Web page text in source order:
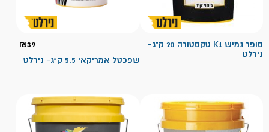
סופר גמיש K1 טקסטורה 20 ק"ג-
נירלט
₪39
שפכטל אמריקאי 5.5 ק"ג- נירלט